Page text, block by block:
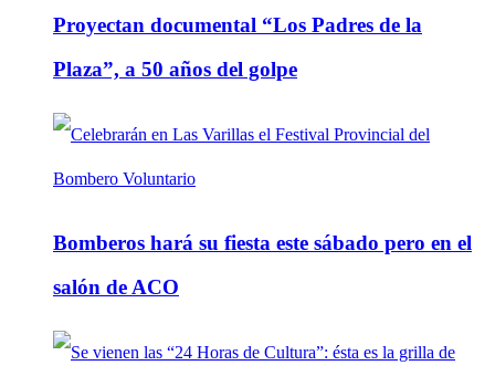
Proyectan documental “Los Padres de la
Plaza”, a 50 años del golpe
Bomberos hará su fiesta este sábado pero en el
salón de ACO